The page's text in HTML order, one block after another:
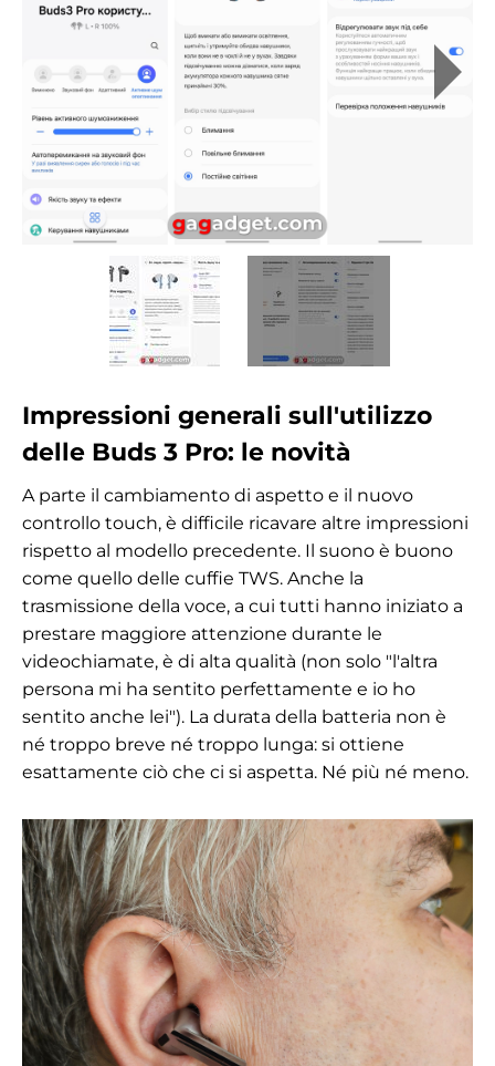
Impressioni generali sull'utilizzo
delle Buds 3 Pro: le novità
A parte il cambiamento di aspetto e il nuovo
controllo touch, è difficile ricavare altre impressioni
rispetto al modello precedente. Il suono è buono
come quello delle cuffie TWS. Anche la
trasmissione della voce, a cui tutti hanno iniziato a
prestare maggiore attenzione durante le
videochiamate, è di alta qualità (non solo "l'altra
persona mi ha sentito perfettamente e io ho
sentito anche lei"). La durata della batteria non è
né troppo breve né troppo lunga: si ottiene
esattamente ciò che ci si aspetta. Né più né meno.